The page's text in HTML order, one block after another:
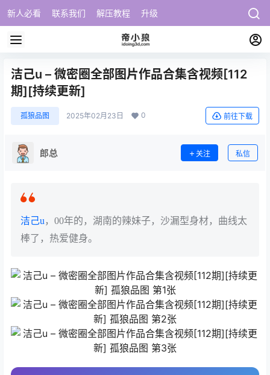
新人必看 联系我们 解压教程 升级
洁己u – 微密圈全部图片作品合集含视频[112
期][持续更新]
孤狼品图 2025年02月23日 0 前往下载
郎总 关注 私信
洁己u ，00年的，湖南的辣妹子，沙漏型身材，曲线太
棒了，热爱健身。